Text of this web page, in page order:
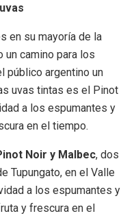
en su mayoría de la
un camino para los
público argentino un
uvas tintas es el Pinot
a los espumantes y
en el tiempo.
Noir y Malbec, dos
Tupungato, en el Valle
a los espumantes y
y frescura en el